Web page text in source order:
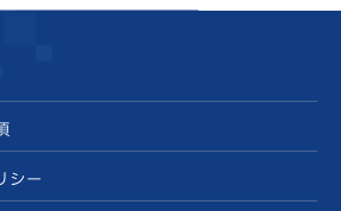
シー